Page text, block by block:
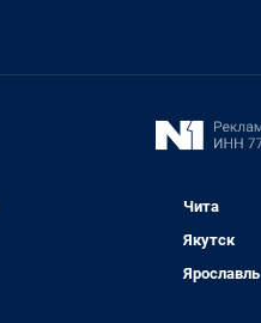
Чита
Якутск
Ярославль